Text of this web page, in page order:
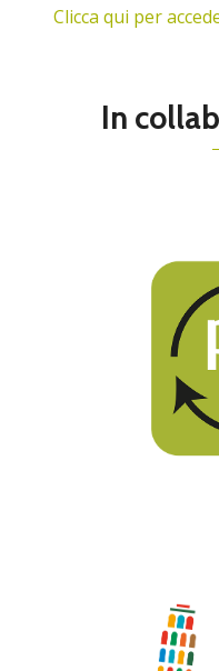
Clicca qui per
In